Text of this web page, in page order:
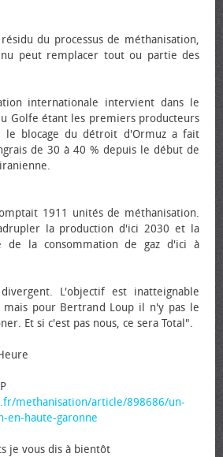
du processus de méthanisation,
peut remplacer tout ou partie des
internationale intervient dans le
Golfe étant les premiers producteurs
le blocage du détroit d'Ormuz a fait
de 30 à 40 % depuis le début de
1911 unités de méthanisation.
la production d'ici 2030 et la
de la consommation de gaz d'ici à
L'objectif est inatteignable
mais pour Bertrand Loup il n'y pas le
Et si c'est pas nous, ce sera Total".
methanisation/article/898686/un-
en-haute-garonne
je vous dis à bientôt